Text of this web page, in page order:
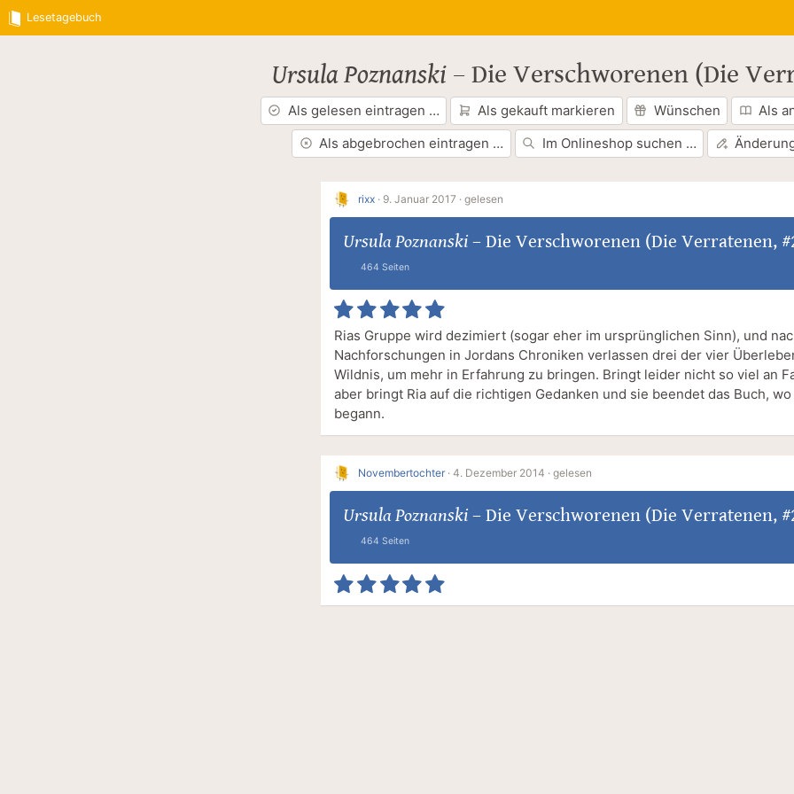
Lesetagebuch
Ursula Poznanski – Die Verschworenen (Die
Als gelesen eintragen … Als gekauft markieren Wünschen
Als
Als abgebrochen eintragen …
Im Onlineshop suchen …
rixx · 9. Januar 2017 · gelesen
Ursula Poznanski– Die Verschworenen (Die Verratenen,
464 Seiten
Rias Gruppe wird dezimiert (sogar eher im ursprünglichen Sinn), und
Nachforschungen in Jordans Chroniken verlassen drei der vier
Wildnis, um mehr in Erfahrung zu bringen. Bringt leider nicht so viel an
aber bringt Ria auf die richtigen Gedanken und sie beendet das Buch,
begann.
Novembertochter · 4. Dezember 2014 · gelesen
Ursula Poznanski– Die Verschworenen (Die Verratenen,
464 Seiten